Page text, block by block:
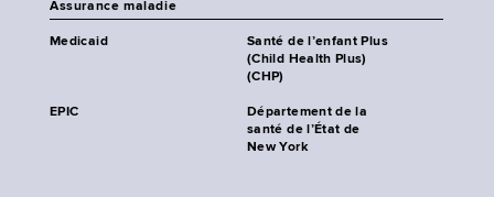
Assurance maladie
Medicaid
Santé de l’enfant Plus
(Child Health Plus)
(CHP)
EPIC
Département de la
santé de l’État de
New York